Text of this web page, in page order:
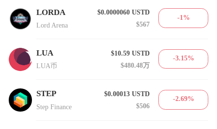
LORDA
Lord Arena
$0.0000060USTD
$567
-1%
LUA
LUA币
$10.59USTD
$480.48万
-3.15%
STEP
Step Finance
$0.00013USTD
$506
-2.69%